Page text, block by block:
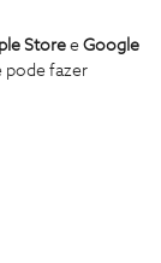
Store e Google
pode fazer